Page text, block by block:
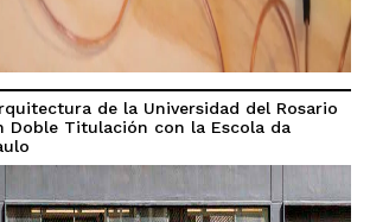
de la Universidad del Rosario
Doble Titulación con la Escola da